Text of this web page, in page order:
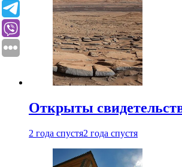
Открыты
2 года спустя2 года спустя